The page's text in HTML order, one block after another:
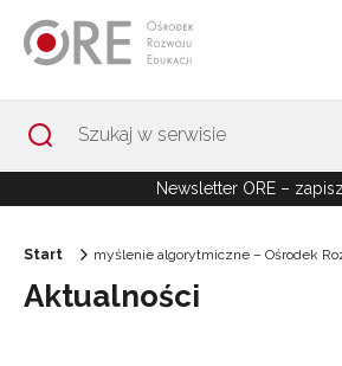
Newsletter ORE –
Start myślenie algorytmiczne – Ośrodek
Aktualności